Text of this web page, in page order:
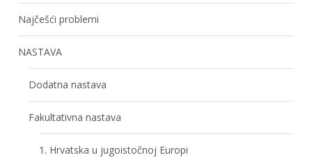
Najčešći problemi
NASTAVA
Dodatna nastava
Fakultativna nastava
1. Hrvatska u jugoistočnoj Europi